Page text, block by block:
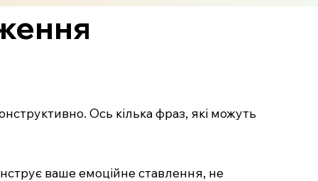
Ось кілька фраз, які можуть
ваше емоційне ставлення, не